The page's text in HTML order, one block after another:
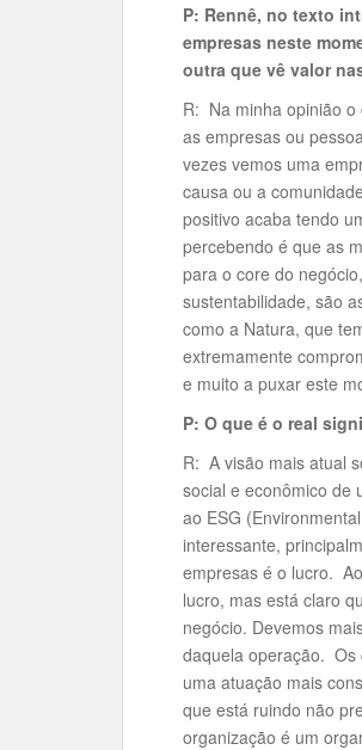
P: Rennê, no texto
empresas neste
outra que vê valor
R: Na minha opinião o
as empresas ou
vezes vemos uma
causa ou a
positivo acaba tendo
percebendo é que as
para o core do
sustentabilidade, são
como a Natura, que
extremamente
e muito a puxar este
P: O que é o real
R: A visão mais atual
social e econômico de
ao ESG
interessante,
empresas é o lucro.
lucro, mas está claro
negócio. Devemos
daquela operação. Os
uma atuação mais
que está ruindo não
organização é um